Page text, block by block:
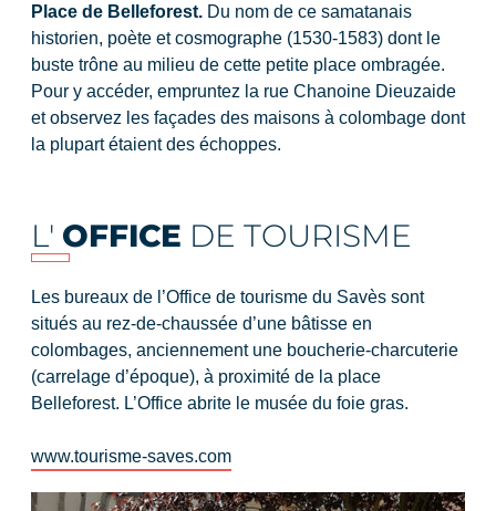
Place de Belleforest.Du nom de ce samatanais
historien, poète et cosmographe (1530-1583) dont le
buste trône au milieu de cette petite place ombragée.
Pour y accéder, empruntez la rue Chanoine Dieuzaide
et observez les façades des maisons à colombage dont
la plupart étaient des échoppes.
L' OFFICE DE TOURISME
Les bureaux de l’Office de tourisme du Savès sont
situés au rez-de-chaussée d’une bâtisse en
colombages, anciennement une boucherie-charcuterie
(carrelage d’époque), à proximité de la place
Belleforest. L’Office abrite le musée du foie gras.
www.tourisme-saves.com